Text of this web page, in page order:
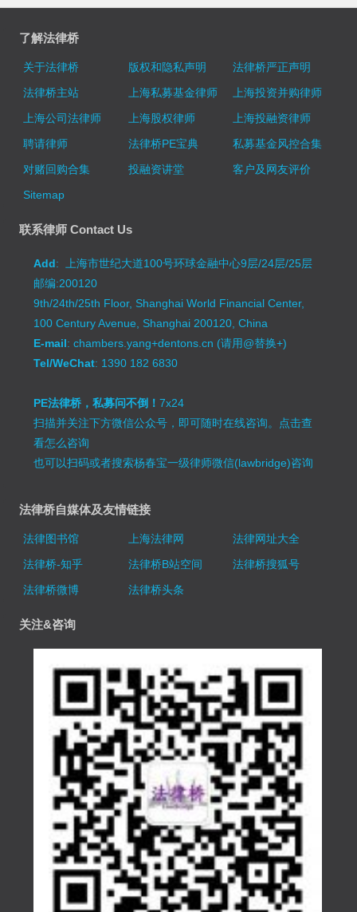
了解法律桥
关于法律桥 版权和隐私声明
法律桥严正声明
法律桥主站
上海私募基金律师
上海投资并购律师
上海公司法律师
上海股权律师
上海投融资律师
聘请律师
法律桥PE宝典
私募基金风控合集
对赌回购合集
投融资讲堂
客户及网友评价
Sitemap
联系律师 Contact Us
Add: 上海市世纪大道100号环球金融中心9层/24层/25层
邮编:200120
9th/24th/25th Floor, Shanghai World Financial Center,
100 Century Avenue, Shanghai 200120, China
E-mail: chambers.yang+dentons.cn (请用@替换+)
Tel/WeChat: 1390 182 6830
PE法律桥，私募问不倒！7x24
扫描并关注下方微信公众号，即可随时在线咨询。 点击查
看怎么咨询
也可以扫码或者搜索杨春宝一级律师微信(lawbridge)咨询
法律桥自媒体及友情链接
法律图书馆 上海法律网
法律网址大全
法律桥-知乎
法律桥B站空间
法律桥搜狐号
法律桥微博
法律桥头条
关注&咨询